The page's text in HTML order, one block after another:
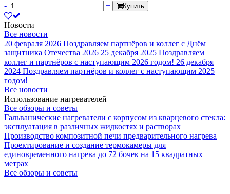
-
+ Купить
Новости
Все новости
20 февраля 2026 Поздравляем партнёров и коллег с Днём
защитника Отечества 2026 25 декабря 2025 Поздравляем
коллег и партнёров с наступающим 2026 годом! 26 декабря
2024 Поздравляем партнёров и коллег с наступающим 2025
годом!
Все новости
Использование нагревателей
Все обзоры и советы
Гальванические нагреватели с корпусом из кварцевого стекла:
эксплуатация в различных жидкостях и растворах
Производство композитной печи предварительного нагрева
Проектирование и создание термокамеры для
единовременного нагрева до 72 бочек на 15 квадратных
метрах
Все обзоры и советы